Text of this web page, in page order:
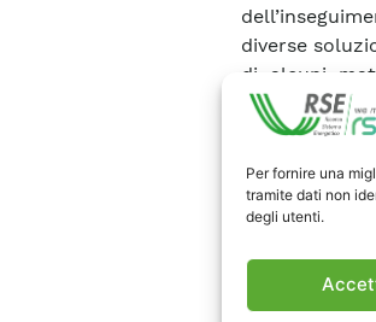
Per fornire una
tramite dati non
degli utenti.
diverse
di alcuni
senza avere
stata
soli e
quello (<1)
Una